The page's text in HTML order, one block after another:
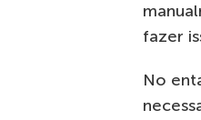
fazer
No